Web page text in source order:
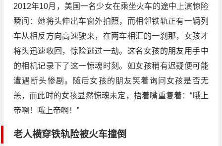
2012年10月，美国一名少女在乘坐火车的途中上演惊险
瞬间：她将头伸出车窗外拍照，而相邻铁轨正有一辆列
车从相反方向高速驶来，在两车相汇的一刹那，女孩才
将头迅速收回，惊险逃过一劫。这名女孩的朋友用手中
的相机记录下了这一惊魂时刻。如女孩稍有迟疑便可能
遭遇断头惨剧。随后女孩的朋友笑着询问女孩是否无
恙，而此时的女孩显然惊魂未定，捂着嘴重复着：“哦上
帝啊！哦上帝啊！”
老人横穿铁轨险被火车撞倒